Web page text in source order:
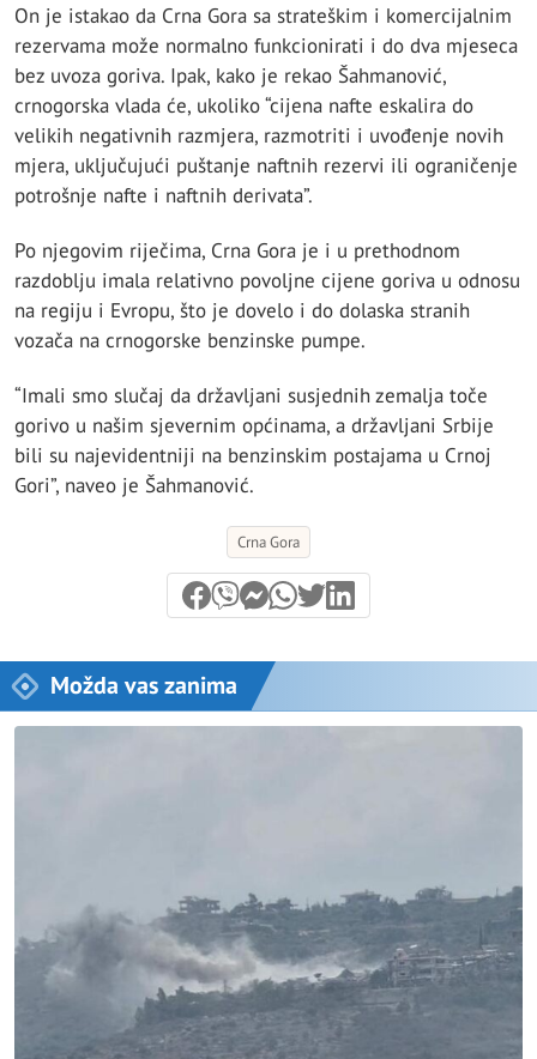
On je istakao da Crna Gora sa strateškim i komercijalnim
rezervama može normalno funkcionirati i do dva mjeseca
bez uvoza goriva. Ipak, kako je rekao Šahmanović,
crnogorska vlada će, ukoliko “cijena nafte eskalira do
velikih negativnih razmjera, razmotriti i uvođenje novih
mjera, uključujući puštanje naftnih rezervi ili ograničenje
potrošnje nafte i naftnih derivata”.
Po njegovim riječima, Crna Gora je i u prethodnom
razdoblju imala relativno povoljne cijene goriva u odnosu
na regiju i Evropu, što je dovelo i do dolaska stranih
vozača na crnogorske benzinske pumpe.
“Imali smo slučaj da državljani susjednih zemalja toče
gorivo u našim sjevernim općinama, a državljani Srbije
bili su najevidentniji na benzinskim postajama u Crnoj
Gori”, naveo je Šahmanović.
Crna Gora
Možda vas zanima